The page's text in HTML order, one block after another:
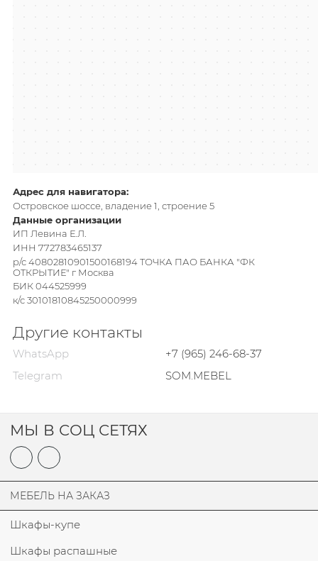
Адрес для навигатора:
Островское шоссе, владение 1, строение 5
Данные организации
ИП Левина Е.Л.
ИНН 772783465137
р/с 40802810901500168194 ТОЧКА ПАО БАНКА "ФК
ОТКРЫТИЕ" г Москва
БИК 044525999
к/с 30101810845250000999
Другие контакты
WhatsApp
+7 (965) 246-68-37
Telegram
SOM.MEBEL
МЫ В СОЦ СЕТЯХ
МЕБЕЛЬ НА ЗАКАЗ
Шкафы-купе
Шкафы распашные